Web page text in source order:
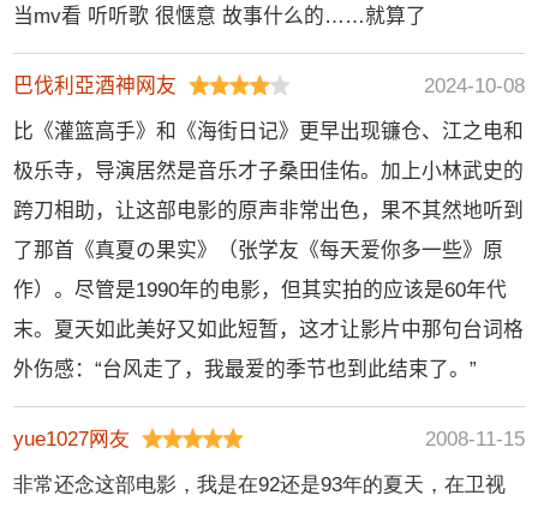
布雷萨内罗
当mv看 听听歌 很惬意 故事什么的……就算了
巴伐利亞酒神网友
2024-10-08
比《灌篮高手》和《海街日记》更早出现镰仓、江之电和
极乐寺，导演居然是音乐才子桑田佳佑。加上小林武史的
跨刀相助，让这部电影的原声非常出色，果不其然地听到
了那首《真夏の果实》（张学友《每天爱你多一些》原
作）。尽管是1990年的电影，但其实拍的应该是60年代
末。夏天如此美好又如此短暂，这才让影片中那句台词格
外伤感：“台风走了，我最爱的季节也到此结束了。”
yue1027网友
2008-11-15
非常还念这部电影，我是在92还是93年的夏天，在卫视